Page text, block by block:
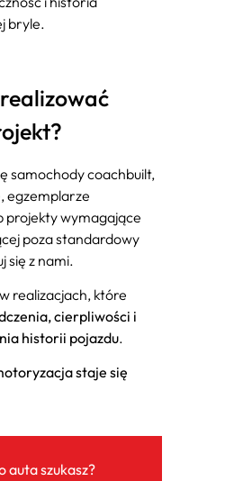
bryle.
samochody coachbuilt,
egzemplarze
projekty wymagające
poza standardowy
się z nami.
realizacjach, które
cierpliwości i
historii pojazdu.
staje się
auta szukasz?